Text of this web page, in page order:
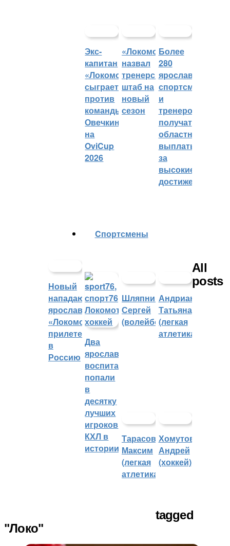
Экс-
капитан
«Локомотива»
сыграет
против
команды
Овечкина
на
OviCup
2026
«Локомотив»
назвал
тренерский
штаб на
новый
сезон
Более
280
ярославских
спортсменов
и
тренеров
получат
областные
выплаты
за
высокие
достижения
Новый
нападающий
ярославского
«Локомотива»
прилетел
в
Россию
Cпортсмены
Два
ярославских
воспитанника
попали
в
десятку
лучших
игроков
КХЛ в
истории
Шляпников
Сергей
(волейбол)
Андрианова
Татьяна
(легкая
атлетика)
Тарасов
Максим
(легкая
атлетика)
Хомутов
Андрей
(хоккей)
All
posts
tagged
"Локо"